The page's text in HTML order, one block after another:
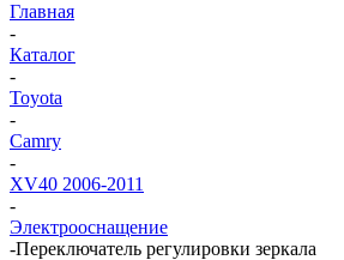
Главная
-
Каталог
-
Toyota
-
Camry
-
XV40 2006-2011
-
Электрооснащение
-Переключатель регулировки зеркала